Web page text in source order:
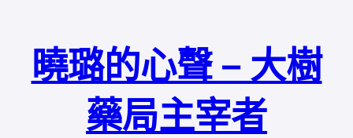
曉璐的心聲 – 大樹
藥局主宰者